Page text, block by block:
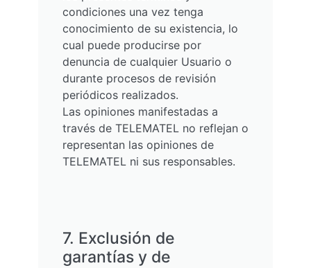
condiciones una vez tenga
conocimiento de su existencia, lo
cual puede producirse por
denuncia de cualquier Usuario o
durante procesos de revisión
periódicos realizados.
Las opiniones manifestadas a
través de TELEMATEL no reflejan o
representan las opiniones de
TELEMATEL ni sus responsables.
7. Exclusión de
garantías y de